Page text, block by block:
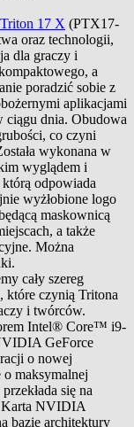
17 X (PTX17-
oraz technologii,
dla graczy i
a
poradzić sobie z
aplikacjami
ciągu dnia. Obudowa
co czyni
wykonana w
wyglądem i
odpowiada
wyżłobione logo
maskownicą
a także
Można
cały szereg
które czynią Tritona
i twórców.
Intel® Core™ i9-
GeForce
o nowej
maksymalnej
się na
Karta NVIDIA
bazie architektury